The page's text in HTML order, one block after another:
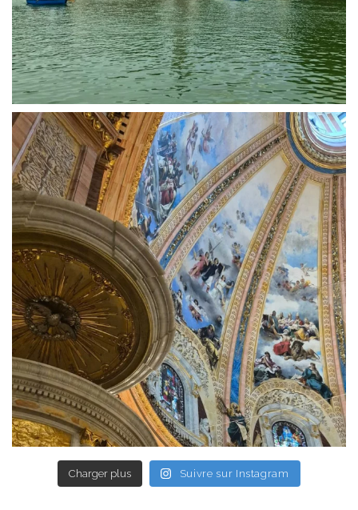
Charger plus Suivre sur Instagram